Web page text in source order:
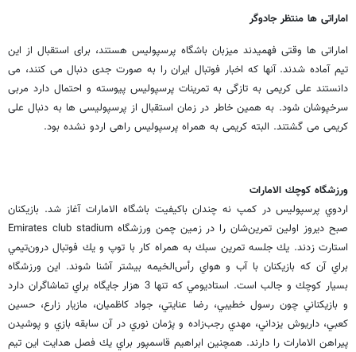
اماراتی ها منتظر جادوگر
اماراتی ها وقتی فهمیدند میزبان باشگاه پرسپولیس هستند، برای استقبال از این
تیم آماده شدند. آنها که اخبار فوتبال ایران را به صورت جدی دنبال می کنند، می
دانستند علی کریمی به تازگی به تمرینات پرسپولیس پیوسته و احتمال دارد مربی
سرخپوشان شود. به همین خاطر در زمان استقبال از پرسپولیسی ها به دنبال علی
کریمی می گشتند. البته کریمی به همراه پرسپولیس راهی اردو نشده بود.
ورزشگاه كوچك الامارات
اردوي پرسپوليس در كمپ نه چندان باكيفيت باشگاه الامارات آغاز شد. بازيكنان
صبح ديروز اولين تمرين‌شان را در زمين چمن ورزشگاه Emirates club stadium
استارت زدند. يك جلسه تمرين سبك به همراه كار با توپ و يك فوتبال درون‌تيمي
براي آن كه بازيكنان با آب و هواي رأس‌الخيمه بيشتر آشنا شوند. اين ورزشگاه
بسيار كوچك و جالب است. استاديومي كه تنها 3 هزار جايگاه براي تماشاگران دارد
و بازيكناني چون رسول خطيبي، رضا عنايتي، جواد كاظميان، مازيار زارع، حسين
كعبي، داريوش يزداني، مهدي رجب‌‌زاده و پژمان نوري در آن سابقه بازي و پوشيدن
پيراهن الامارات را دارند. همچنين ابراهيم قاسمپور براي يك فصل هدايت اين تيم